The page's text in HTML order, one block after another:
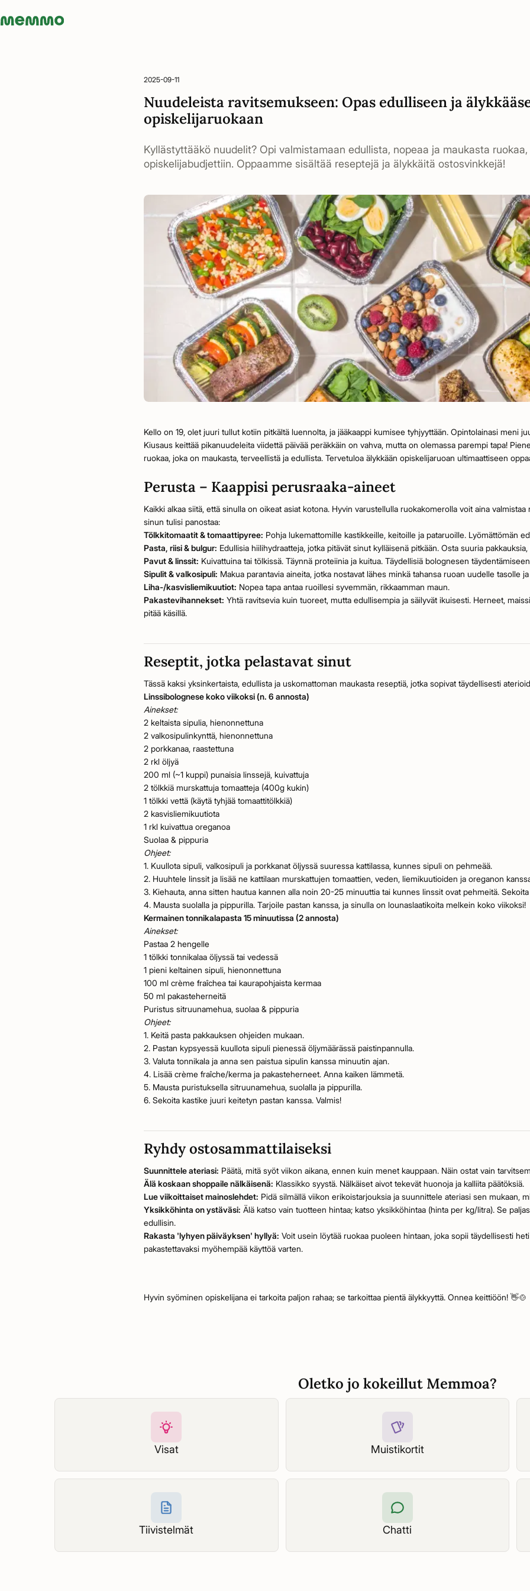
Memmo - AI-verktyg och digital kurslitteratur
2025-09-11
Nuudeleista ravitsemukseen: Opas edulliseen ja
opiskelijaruokaan
Kyllästyttääkö nuudelit? Opi valmistamaan edullista, nopeaa ja maukasta
opiskelijabudjettiin. Oppaamme sisältää reseptejä ja älykkäitä ostosvinkkejä!
Kello on 19, olet juuri tullut kotiin pitkältä luennolta, ja jääkaappi kumisee tyhjyyttään. Opintolainasi meni
Kiusaus keittää pikanuudeleita viidettä päivää peräkkäin on vahva, mutta on olemassa parempi tapa!
ruokaa, joka on maukasta, terveellistä ja edullista. Tervetuloa älykkään opiskelijaruoan ultimaattiseen
Perusta – Kaappisi perusraaka-aineet
Kaikki alkaa siitä, että sinulla on oikeat asiat kotona. Hyvin varustellulla ruokakomerolla voit aina valmistaa
sinun tulisi panostaa:
Tölkkitomaatit & tomaattipyree: Pohja lukemattomille kastikkeille, keitoille ja pataruoille. Lyömättömän
Pasta, riisi & bulgur: Edullisia hiilihydraatteja, jotka pitävät sinut kylläisenä pitkään. Osta suuria
Pavut & linssit: Kuivattuina tai tölkissä. Täynnä proteiinia ja kuitua. Täydellisiä bolognesen
Sipulit & valkosipuli: Makua parantavia aineita, jotka nostavat lähes minkä tahansa ruoan uudelle tasolle
Liha-/kasvisliemikuutiot: Nopea tapa antaa ruoillesi syvemmän, rikkaamman maun.
Pakastevihannekset: Yhtä ravitsevia kuin tuoreet, mutta edullisempia ja säilyvät ikuisesti. Herneet,
pitää käsillä.
Reseptit, jotka pelastavat sinut
Tässä kaksi yksinkertaista, edullista ja uskomattoman maukasta reseptiä, jotka sopivat täydellisesti
Linssibolognese koko viikoksi (n. 6 annosta)
Ainekset:
2 keltaista sipulia, hienonnettuna
2 valkosipulinkynttä, hienonnettuna
2 porkkanaa, raastettuna
2 rkl öljyä
200 ml (~1 kuppi) punaisia linssejä, kuivattuja
2 tölkkiä murskattuja tomaatteja (400g kukin)
1 tölkki vettä (käytä tyhjää tomaattitölkkiä)
2 kasvisliemikuutiota
1 rkl kuivattua oreganoa
Suolaa & pippuria
Ohjeet:
1. Kuullota sipuli, valkosipuli ja porkkanat öljyssä suuressa kattilassa, kunnes sipuli on pehmeää.
2. Huuhtele linssit ja lisää ne kattilaan murskattujen tomaattien, veden, liemikuutioiden ja oreganon
3. Kiehauta, anna sitten hautua kannen alla noin 20-25 minuuttia tai kunnes linssit ovat pehmeitä. Sekoita
4. Mausta suolalla ja pippurilla. Tarjoile pastan kanssa, ja sinulla on lounaslaatikoita melkein koko viikoksi!
Kermainen tonnikalapasta 15 minuutissa (2 annosta)
Ainekset:
Pastaa 2 hengelle
1 tölkki tonnikalaa öljyssä tai vedessä
1 pieni keltainen sipuli, hienonnettuna
100 ml crème fraîchea tai kaurapohjaista kermaa
50 ml pakasteherneitä
Puristus sitruunamehua, suolaa & pippuria
Ohjeet:
1. Keitä pasta pakkauksen ohjeiden mukaan.
2. Pastan kypsyessä kuullota sipuli pienessä öljymäärässä paistinpannulla.
3. Valuta tonnikala ja anna sen paistua sipulin kanssa minuutin ajan.
4. Lisää crème fraîche/kerma ja pakasteherneet. Anna kaiken lämmetä.
5. Mausta puristuksella sitruunamehua, suolalla ja pippurilla.
6. Sekoita kastike juuri keitetyn pastan kanssa. Valmis!
Ryhdy ostosammattilaiseksi
Suunnittele ateriasi: Päätä, mitä syöt viikon aikana, ennen kuin menet kauppaan. Näin ostat vain
Älä koskaan shoppaile nälkäisenä: Klassikko syystä. Nälkäiset aivot tekevät huonoja ja kalliita päätöksiä.
Lue viikoittaiset mainoslehdet: Pidä silmällä viikon erikoistarjouksia ja suunnittele ateriasi sen mukaan,
Yksikköhinta on ystäväsi: Älä katso vain tuotteen hintaa; katso yksikköhintaa (hinta per kg/litra). Se
edullisin.
Rakasta 'lyhyen päiväyksen' hyllyä: Voit usein löytää ruokaa puoleen hintaan, joka sopii täydellisesti
pakastettavaksi myöhempää käyttöä varten.
Hyvin syöminen opiskelijana ei tarkoita paljon rahaa; se tarkoittaa pientä älykkyyttä. Onnea keittiöön! 👋🍲
Oletko jo kokeillut Memmoa?
Visat Muistikortit
Tiivistelmät Chatti